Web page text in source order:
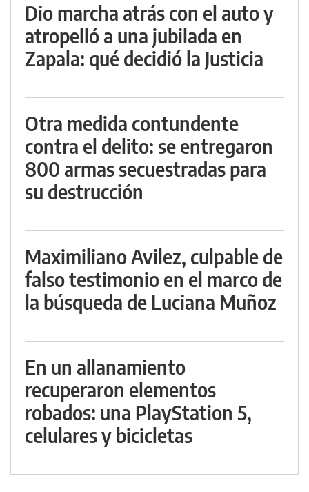
Dio marcha atrás con el auto y
atropelló a una jubilada en
Zapala: qué decidió la Justicia
Otra medida contundente
contra el delito: se entregaron
800 armas secuestradas para
su destrucción
Maximiliano Avilez, culpable de
falso testimonio en el marco de
la búsqueda de Luciana Muñoz
En un allanamiento
recuperaron elementos
robados: una PlayStation 5,
celulares y bicicletas